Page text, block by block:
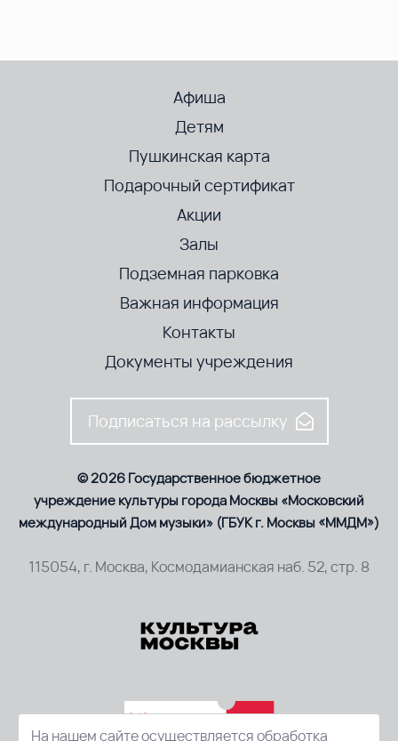
Афиша
Детям
Пушкинская карта
Подарочный сертификат
Акции
Залы
Подземная парковка
Важная информация
Контакты
Документы учреждения
Подписаться на рассылку
© 2026 Государственное бюджетное
учреждение культуры города Москвы «Московский
международный Дом музыки» (ГБУК г. Москвы «ММДМ»)
115054, г. Москва, Космодамианская наб. 52, стр. 8
На нашем сайте осуществляется обработка